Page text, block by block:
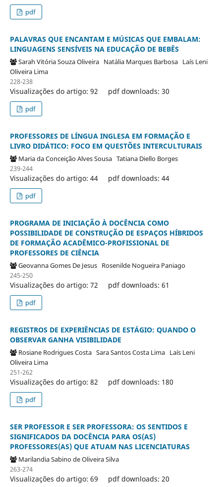
pdf
PALAVRAS QUE ENCANTAM E MÚSICAS QUE EMBALAM:
LINGUAGENS SENSÍVEIS NA EDUCAÇÃO DE BEBÊS
Sarah Vitória Souza Oliveira Natália Marques Barbosa Laís Leni
Oliveira Lima
228-238
Visualizações do artigo: 92 pdf downloads: 30
pdf
PROFESSORES DE LÍNGUA INGLESA EM FORMAÇÃO E
LIVRO DIDÁTICO: FOCO EM QUESTÕES INTERCULTURAIS
Maria da Conceição Alves Sousa Tatiana Diello Borges
239-244
Visualizações do artigo: 44 pdf downloads: 44
pdf
PROGRAMA DE INICIAÇÃO À DOCÊNCIA COMO
POSSIBILIDADE DE CONSTRUÇÃO DE ESPAÇOS HÍBRIDOS
DE FORMAÇÃO ACADÊMICO-PROFISSIONAL DE
PROFESSORES DE CIÊNCIA
Geovanna Gomes De Jesus Rosenilde Nogueira Paniago
245-250
Visualizações do artigo: 72 pdf downloads: 61
pdf
REGISTROS DE EXPERIÊNCIAS DE ESTÁGIO: QUANDO O
OBSERVAR GANHA VISIBILIDADE
Rosiane Rodrigues Costa Sara Santos Costa Lima Laís Leni
Oliveira Lima
251-262
Visualizações do artigo: 82 pdf downloads: 180
pdf
SER PROFESSOR E SER PROFESSORA: OS SENTIDOS E
SIGNIFICADOS DA DOCÊNCIA PARA OS(AS)
PROFESSORES(AS) QUE ATUAM NAS LICENCIATURAS
Marilandia Sabino de Oliveira Silva
263-274
Visualizações do artigo: 69 pdf downloads: 20